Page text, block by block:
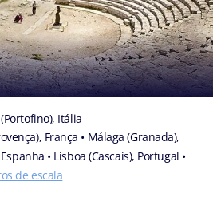
Itália
França • Málaga (Granada),
• Lisboa (Cascais), Portugal •
de escala